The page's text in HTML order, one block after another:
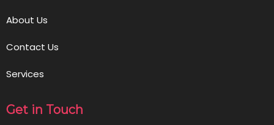
About Us
Contact Us
Services
Get in Touch